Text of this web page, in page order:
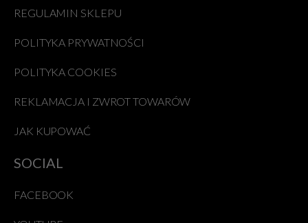
REGULAMIN SKLEPU
POLITYKA PRYWATNOŚCI
POLITYKA COOKIES
REKLAMACJA I ZWROT TOWARÓW
JAK KUPOWAĆ
SOCIAL
FACEBOOK